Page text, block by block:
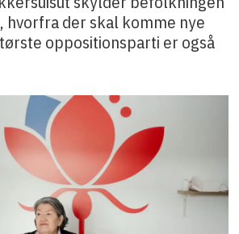
hvorfra der skal komme nye
oppositionsparti er også